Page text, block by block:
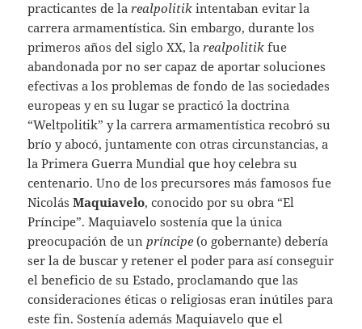
practicantes de larealpolitik intentaban evitar la
carrera armamentística. Sin embargo, durante los
primeros años del siglo XX, larealpolitik fue
abandonada por no ser capaz de aportar soluciones
efectivas a los problemas de fondo de las sociedades
europeas y en su lugar se practicó la doctrina
“Weltpolitik” y la carrera armamentística recobró su
brío y abocó, juntamente con otras circunstancias, a
la Primera Guerra Mundial que hoy celebra su
centenario. Uno de los precursores más famosos fue
NicolásMaquiavelo, conocido por su obra “El
Príncipe”. Maquiavelo sostenía que la única
preocupación de unpríncipe (o gobernante) debería
ser la de buscar y retener el poder para así conseguir
el beneficio de su Estado, proclamando que las
consideraciones éticas o religiosas eran inútiles para
este fin. Sostenía además Maquiavelo que el